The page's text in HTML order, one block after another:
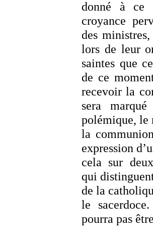
donné à ce
croyance
des
lors de leur
saintes que
de ce
recevoir la
sera
polémique, le
la
expression
cela sur
qui
de la
le
pourra pas